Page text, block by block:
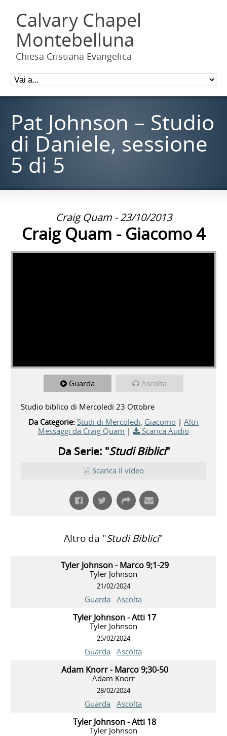
Calvary Chapel
Montebelluna
Chiesa Cristiana Evangelica
Pat Johnson – Studio
di Daniele, sessione
5 di 5
Craig Quam - 23/10/2013
Craig Quam - Giacomo 4
Guarda Ascolta
Studio biblico di Mercoledi 23 Ottobre
Da Categorie: Studi di Mercoledi, Giacomo | Altri
Messaggi da Craig Quam | Scarica Audio
Da Serie: "Studi Biblici"
Scarica il video
Altro da "Studi Biblici"
Tyler Johnson - Marco 9;1-29
Tyler Johnson
21/02/2024
Guarda Ascolta
Tyler Johnson - Atti 17
Tyler Johnson
25/02/2024
Guarda Ascolta
Adam Knorr - Marco 9;30-50
Adam Knorr
28/02/2024
Guarda Ascolta
Tyler Johnson - Atti 18
Tyler Johnson